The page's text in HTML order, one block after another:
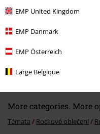
EMP United Kingdom
EMP Danmark
EMP Österreich
Large Belgique
More categories. More
Témata Rockové oblečení